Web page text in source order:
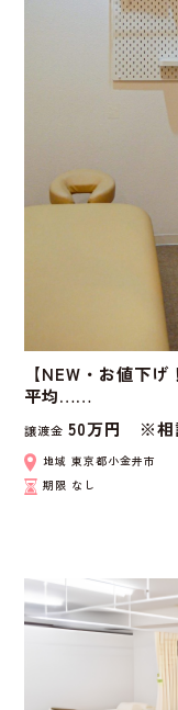
【NEW・お値下
平均……
譲渡金50万円 ※相
地域東京都小金井市
期限 なし